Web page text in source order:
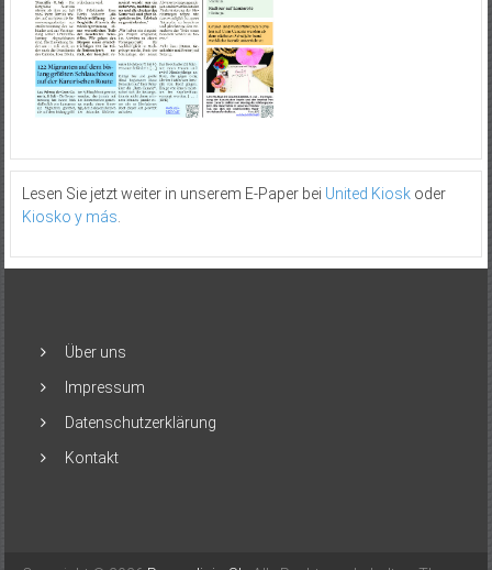
Lesen Sie jetzt weiter in unserem E-Paper bei United Kioskoder
Kiosko y más
Über uns
Impressum
Datenschutzerklärung
Kontakt